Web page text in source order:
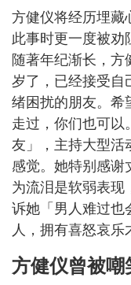
方健仪将经历埋藏
此事时更一度被劝
随著年纪渐长，方
岁了，已经接受自
绪困扰的朋友。希
走过，你们也可以
友」，主持大型活
感觉。她特别感谢
为流泪是软弱表现
诉她「男人难过也
人，拥有喜怒哀乐
方健仪曾被